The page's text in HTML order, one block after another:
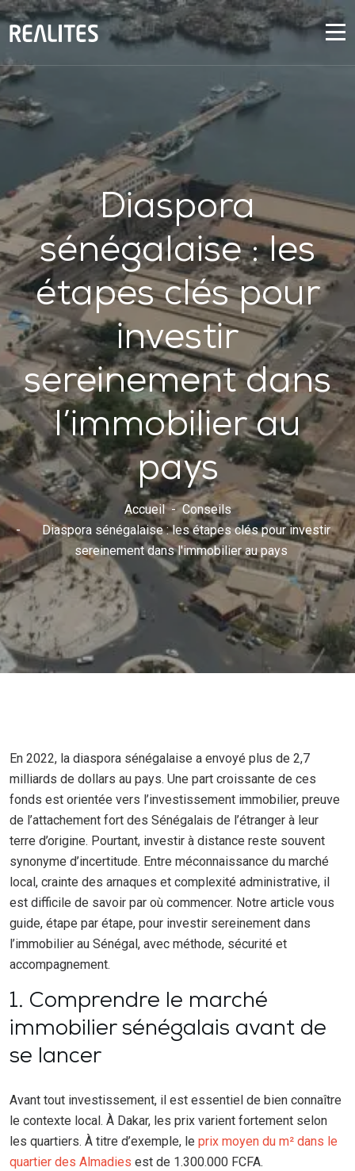
Diaspora
sénégalaise : les
étapes clés pour
investir
sereinement dans
l’immobilier au
pays
Accueil
Conseils
Diaspora sénégalaise : les étapes clés pour investir
sereinement dans l'immobilier au pays
En 2022, la diaspora sénégalaise a envoyé plus de 2,7
milliards de dollars au pays. Une part croissante de ces
fonds est orientée vers l’investissement immobilier, preuve
de l’attachement fort des Sénégalais de l’étranger à leur
terre d’origine. Pourtant, investir à distance reste souvent
synonyme d’incertitude. Entre méconnaissance du marché
local, crainte des arnaques et complexité administrative, il
est difficile de savoir par où commencer. Notre article vous
guide, étape par étape, pour investir sereinement dans
l’immobilier au Sénégal, avec méthode, sécurité et
accompagnement.
1. Comprendre le marché
immobilier sénégalais avant de
se lancer
Avant tout investissement, il est essentiel de bien connaître
le contexte local. À Dakar, les prix varient fortement selon
les quartiers. À titre d’exemple, le prix moyen du m² dans le
quartier des Almadies est de 1.300.000 FCFA.
Panneau de gestion des cookies